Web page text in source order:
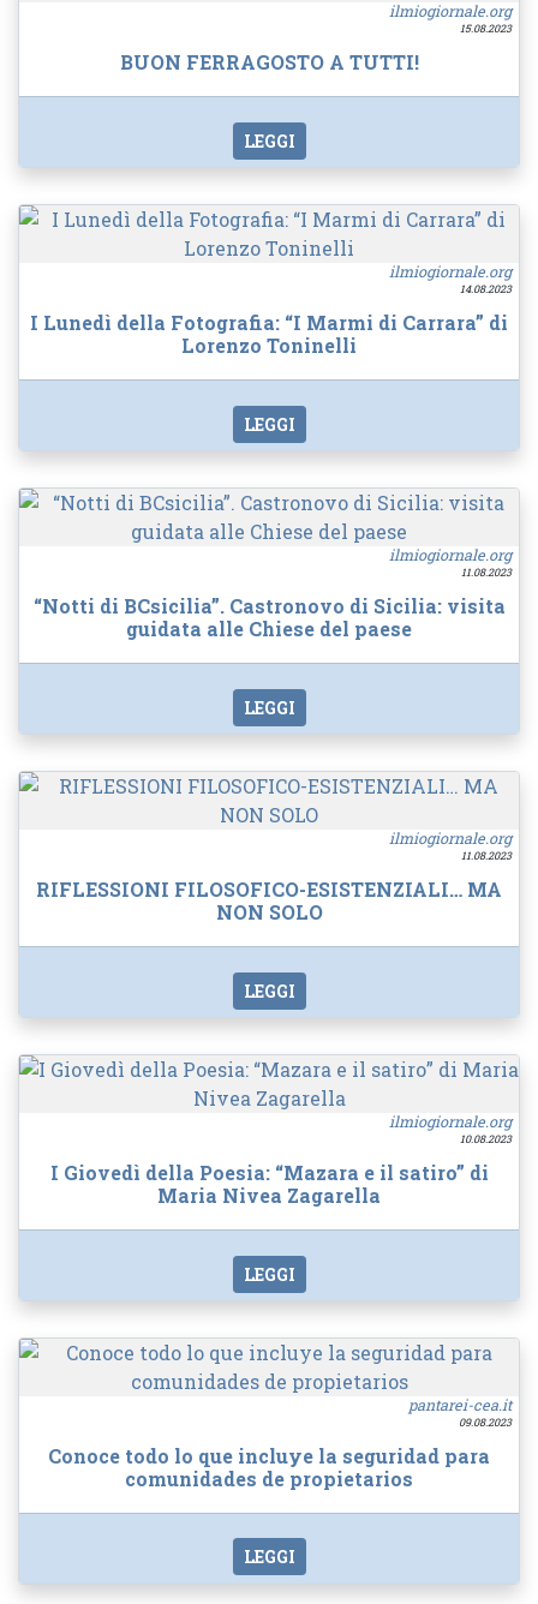
ilmiogiornale.org
15.08.2023
BUON FERRAGOSTO A TUTTI!
LEGGI
ilmiogiornale.org
14.08.2023
I Lunedì della Fotografia: “I Marmi di Carrara” di
Lorenzo Toninelli
LEGGI
ilmiogiornale.org
11.08.2023
“Notti di BCsicilia”. Castronovo di Sicilia: visita
guidata alle Chiese del paese
LEGGI
ilmiogiornale.org
11.08.2023
RIFLESSIONI FILOSOFICO-ESISTENZIALI… MA
NON SOLO
LEGGI
ilmiogiornale.org
10.08.2023
I Giovedì della Poesia: “Mazara e il satiro” di
Maria Nivea Zagarella
LEGGI
pantarei-cea.it
09.08.2023
Conoce todo lo que incluye la seguridad para
comunidades de propietarios
LEGGI